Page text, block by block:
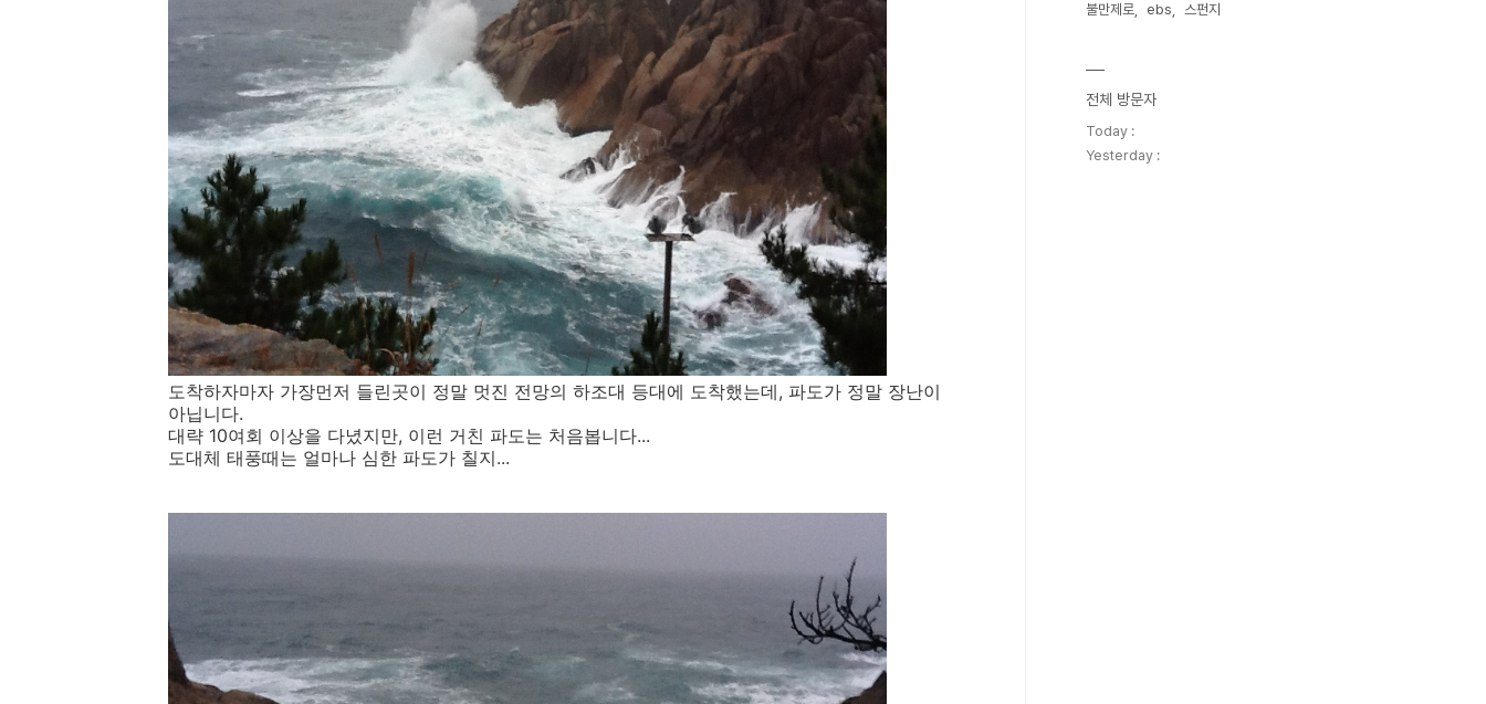
도착하자마자 가장먼저 들린곳이 정말 멋진 전망의 하조대 등대에 도착했는데, 파도가 정말 장난이
아닙니다.
대략 10여회 이상을 다녔지만, 이런 거친 파도는 처음봅니다...
도대체 태풍때는 얼마나 심한 파도가 칠지...
불만제로
ebs 스펀지
전체 방문자
Today :
Yesterday :